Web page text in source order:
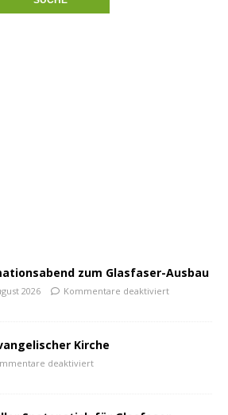
zum Glasfaser-Ausbau
2026 Kommentare deaktiviert
Kirche
deaktiviert